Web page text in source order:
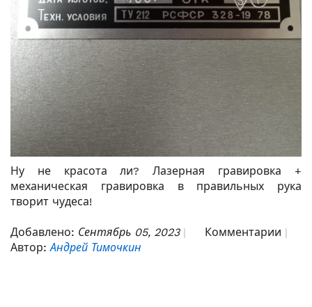
Ну не красота ли? Лазерная гравировка +
механическая гравировка в правильных рука
творит чудеса!
Добавлено: Сентябрь 05, 2023
Комментарии
Автор: Андрей Тимочкин